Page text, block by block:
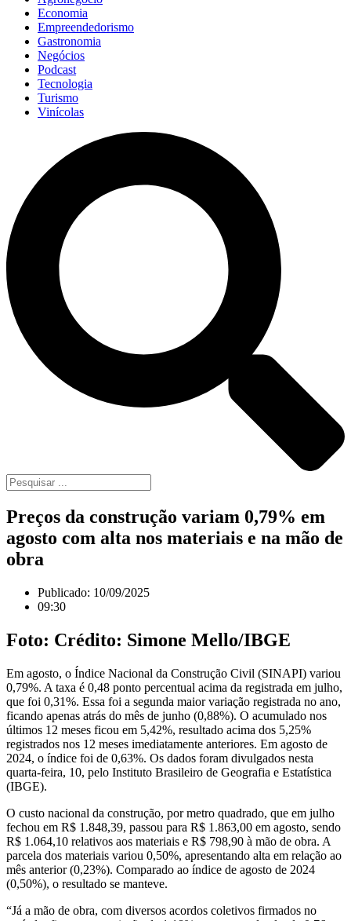
Economia
Empreendedorismo
Gastronomia
Negócios
Podcast
Tecnologia
Turismo
Vinícolas
Preços da construção variam 0,79% em
agosto com alta nos materiais e na mão de
obra
Publicado: 10/09/2025
09:30
Foto: Crédito: Simone Mello/IBGE
Em agosto, o Índice Nacional da Construção Civil (SINAPI) variou
0,79%. A taxa é 0,48 ponto percentual acima da registrada em julho,
que foi 0,31%. Essa foi a segunda maior variação registrada no ano,
ficando apenas atrás do mês de junho (0,88%). O acumulado nos
últimos 12 meses ficou em 5,42%, resultado acima dos 5,25%
registrados nos 12 meses imediatamente anteriores. Em agosto de
2024, o índice foi de 0,63%. Os dados foram divulgados nesta
quarta-feira, 10, pelo Instituto Brasileiro de Geografia e Estatística
(IBGE).
O custo nacional da construção, por metro quadrado, que em julho
fechou em R$ 1.848,39, passou para R$ 1.863,00 em agosto, sendo
R$ 1.064,10 relativos aos materiais e R$ 798,90 à mão de obra. A
parcela dos materiais variou 0,50%, apresentando alta em relação ao
mês anterior (0,23%). Comparado ao índice de agosto de 2024
(0,50%), o resultado se manteve.
“Já a mão de obra, com diversos acordos coletivos firmados no